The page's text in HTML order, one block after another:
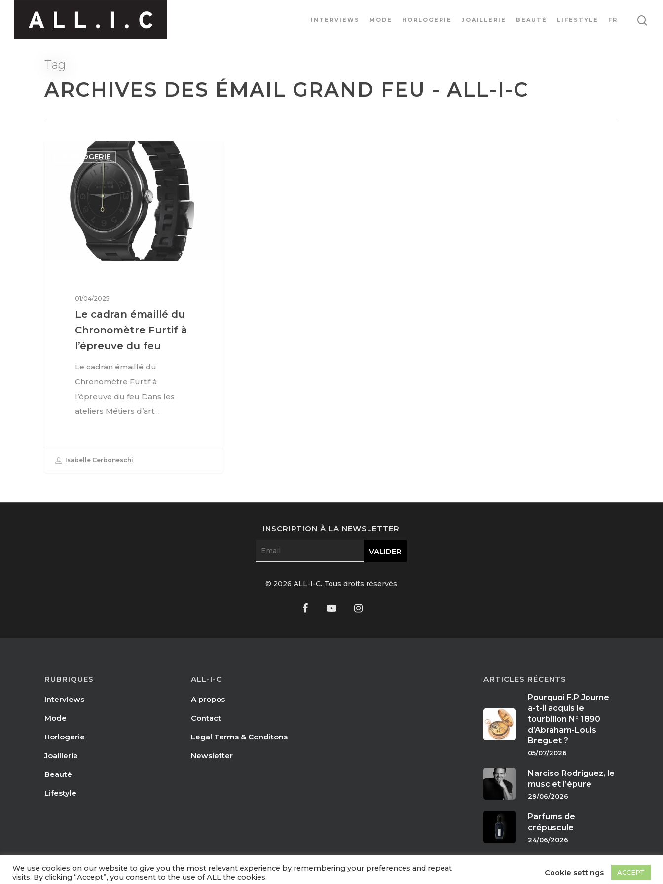
Hit enter to search or ESC to close
INTERVIEWS MODE HORLOGERIE JOAILLERIE BEAUTÉ LIFESTYLE FR
Tag
ARCHIVES DES ÉMAIL GRAND FEU - ALL-I-C
HORLOGERIE
01/04/2025
Le cadran émaillé du
Chronomètre Furtif à
l’épreuve du feu
Le cadran émaillé du
Chronomètre Furtif à
l’épreuve du feu Dans les
ateliers Métiers d’art…
Isabelle Cerboneschi
RUBRIQUES
Interviews
Mode
Horlogerie
Joaillerie
Beauté
Lifestyle
ALL-I-C
A propos
Contact
Legal Terms & Conditons
Newsletter
ARTICLES RÉCENTS
Pourquoi F.P Journe
a-t-il acquis le
tourbillon N° 1890
d’Abraham-Louis
Breguet ?
05/07/2026
Narciso Rodriguez, le
musc et l’épure
29/06/2026
Parfums de
crépuscule
24/06/2026
INSCRIPTION À LA NEWSLETTER
© 2026 ALL-I-C. Tous droits réservés
We use cookies on our website to give you the most relevant experience by remembering your preferences and repeat
visits. By clicking “Accept”, you consent to the use of ALL the cookies.
Cookie settings ACCEPT